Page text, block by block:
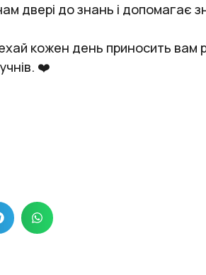
двері до знань і допомагає
кожен день приносить вам
❤️